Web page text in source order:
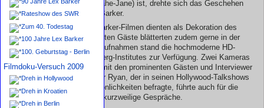
Rateshow des SWR
Zum 40. Todestag
100 Jahre Lex Barker
100. Geburtstag - Berlin
Filmdoku-Versuch 2009
Dreh in Hollywood
Dreh in Kroatien
Dreh in Berlin
Schauspielikone (und Beinahe-Jane) ist, drehte sich das Geschehen
einen ganzen Tag um Lex Barker.
Diverse Plakate von Lex-Barker-Filmen dienten als Dekoration des
Bühnenbildes, die prominenten Gäste blätterten zudem gerne in der
Biografie Barkers. Für die Aufnahmen stand die hochmoderne HD-
Filmausrüstung des Strasberg-Institutes zur Verfügung. Zwei Kameras
zeichneten die Gespräche mit den prominenten Gästen und Interviewer
Paul Ryan auf. Showmaster Ryan, der in seinen Hollywood-Talkshows
schon viele bekannte Persönlichkeiten befragte, führte auch für die
Lex-Barker-Dokumentation kurzweilige Gespräche.